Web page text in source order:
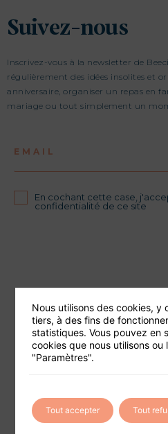
Suivez-nous
Inscrivez-vous à la newsletter de
régulièrement des idées insolites et
anniversaire, organiser un repas en
mariage ou tout simplement un
EMAIL
En cochant cette case,
confidentialité de ce site
Foire aux
Nous utilisons des cookies, y
tiers, à des fins de
statistiques. Vous pouvez en
cookies que nous utilisons
"Paramètres".
Tout accepter Tout